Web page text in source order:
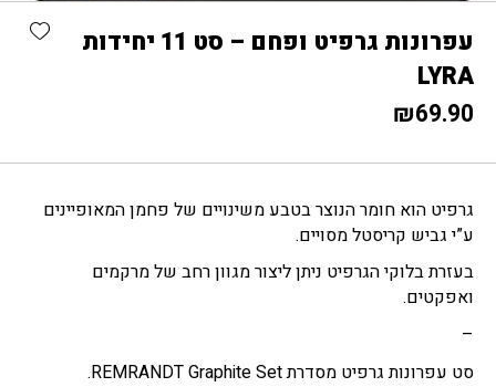
עפרונות גרפיט ופחם – סט 11 יחידות
LYRA
₪69.90
גרפיט הוא חומר הנוצר בטבע משינויים של פחמן המאופיינים
ע”י גביש קריסטל מסויים.
בעזרת בלוקי הגרפיט ניתן ליצור מגוון רחב של מרקמים
ואפקטים.
–
סט עפרונות גרפיט מסדרת REMRANDT Graphite Set.